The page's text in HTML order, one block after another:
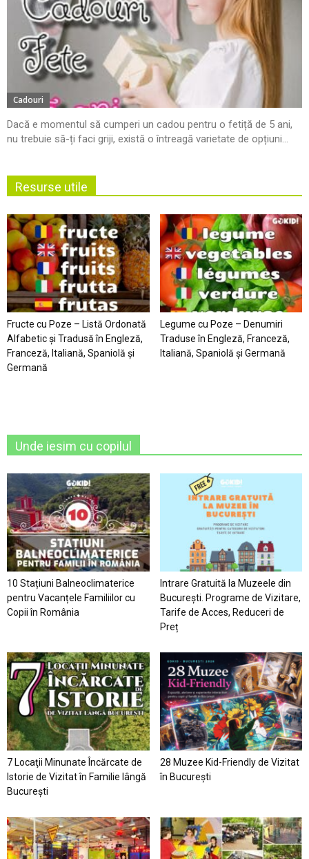
Cadouri
Dacă e momentul să cumperi un cadou pentru o fetiță de 5 ani,
nu trebuie să-ți faci griji, există o întreagă varietate de opțiuni...
Resurse utile
Fructe cu Poze – Listă Ordonată
Alfabetic şi Tradusă în Engleză,
Franceză, Italiană, Spaniolă şi
Germană
Legume cu Poze – Denumiri
Traduse în Engleză, Franceză,
Italiană, Spaniolă şi Germană
Unde iesim cu copilul
10 Stațiuni Balneoclimaterice
pentru Vacanțele Familiilor cu
Copii în România
Intrare Gratuită la Muzeele din
București. Programe de Vizitare,
Tarife de Acces, Reduceri de
Preț
7 Locaţii Minunate Încărcate de
Istorie de Vizitat în Familie lângă
București
28 Muzee Kid-Friendly de Vizitat
în București